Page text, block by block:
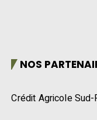
NOS
Crédit Agricole